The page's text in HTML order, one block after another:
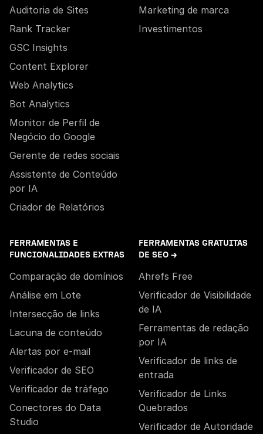
Auditoria de Sites
Rank Tracker
GSC Insights
Content Explorer
Web Analytics
Bot Analytics
Monitor de Perfil de
Negócio do Google
Gerente de redes sociais
Assistente de Conteúdo
por IA
Criador de Relatórios
Marketing de marca
Investimentos
FERRAMENTAS E
FUNCIONALIDADES EXTRAS
Comparação de domínios
Análise em Lote
Intersecção de links
Lacuna de conteúdo
Alertas por e-mail
Verificador de SEO
Verificador de tráfego
Conectores do Data
Studio
FERRAMENTAS GRATUITAS
DE SEO →
Ahrefs Free
Verificador de Visibilidade
de IA
Ferramentas de redação
por IA
Verificador de links de
entrada
Verificador de Links
Quebrados
Verificador de Autoridade